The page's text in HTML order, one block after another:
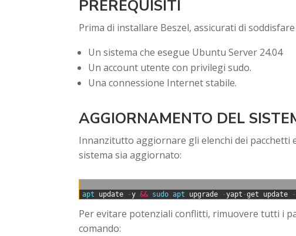
PREREQUISITI
Prima di installare Beszel, assicurati di
Un sistema che esegue Ubuntu Server 24.04
Un account utente con privilegi sudo.
Una connessione Internet stabile.
AGGIORNAMENTO DEL
Innanzitutto aggiornare gli elenchi dei
sistema sia aggiornato:
apt update -y && sudo apt upgrade -yapt -get update -
Per evitare potenziali conflitti, rimuovere tutti i
comando: